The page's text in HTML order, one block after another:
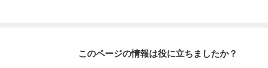
このページの情報は役に立ちましたか？